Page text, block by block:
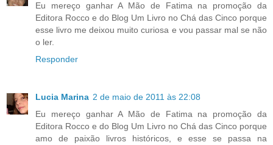
Eu mereço ganhar A Mão de Fatima na promoção da
Editora Rocco e do Blog Um Livro no Chá das Cinco porque
esse livro me deixou muito curiosa e vou passar mal se não
o ler.
Responder
Lucia Marina 2 de maio de 2011 às 22:08
Eu mereço ganhar A Mão de Fatima na promoção da
Editora Rocco e do Blog Um Livro no Chá das Cinco porque
amo de paixão livros históricos, e esse se passa na